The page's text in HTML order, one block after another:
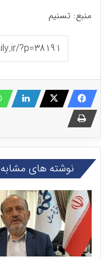
منبع: تسنیم
نوشته های مشابه